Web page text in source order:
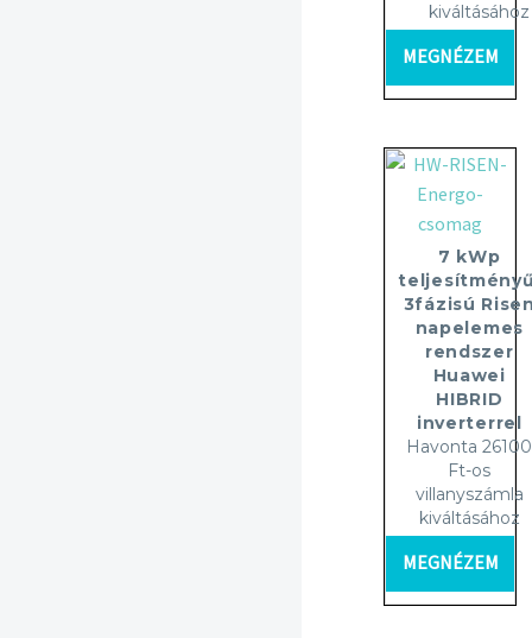
kiváltásához
MEGNÉZEM
7 kWp
3fázisú
napelemes
rendszer
Huawei
HIBRID
inverterrel
Havonta 26100
Ft-os
villanyszámla
kiváltásához
MEGNÉZEM